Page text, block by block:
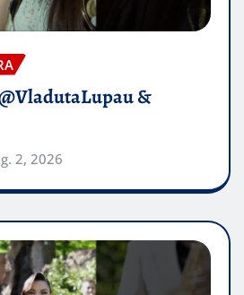
&
2, 2026